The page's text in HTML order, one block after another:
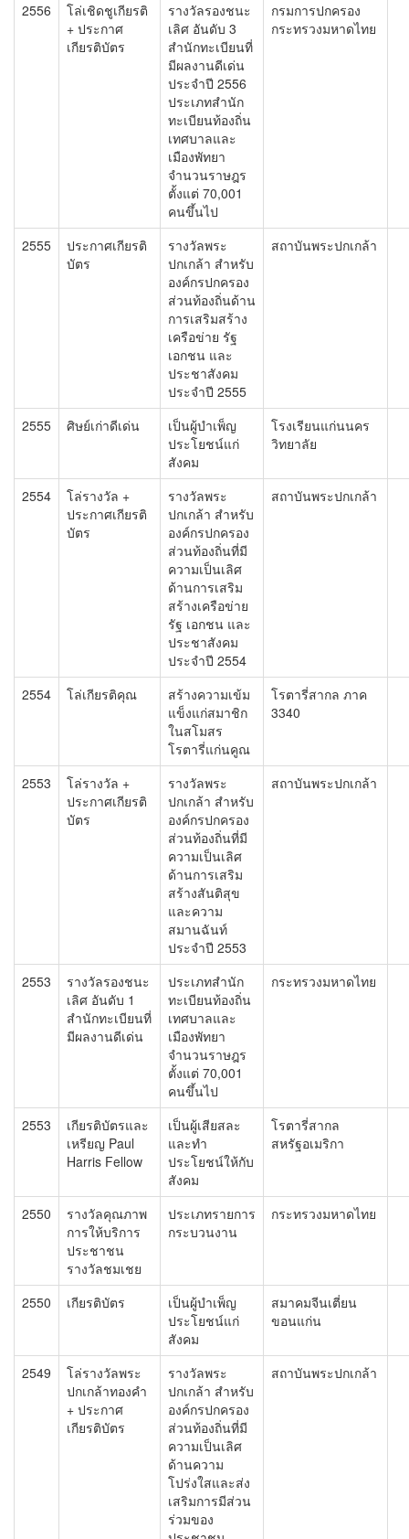
2556
โล่เชิดชูเกียรติ
+ ประกาศ
เกียรติบัตร
รางวัลรองชนะ
เลิศ อันดับ 3
สำนักทะเบียนที่
มีผลงานดีเด่น
ประจำปี 2556
ประเภทสำนัก
ทะเบียนท้องถิ่น
เทศบาลและ
เมืองพัทยา
จำนวนราษฎร
ตั้งแต่ 70,001
คนขึ้นไป
กรมการปกครอง
กระทรวงมหาดไทย
2555
ประกาศเกียรติ
บัตร
รางวัลพระ
ปกเกล้า สำหรับ
องค์กรปกครอง
ส่วนท้องถิ่นด้าน
การเสริมสร้าง
เครือข่าย รัฐ
เอกชน และ
ประชาสังคม
ประจำปี 2555
สถาบันพระปกเกล้า
2555 ศิษย์เก่าดีเด่น
เป็นผู้บำเพ็ญ
ประโยชน์แก่
สังคม
โรงเรียนแก่นนคร
วิทยาลัย
2554
โล่รางวัล +
ประกาศเกียรติ
บัตร
รางวัลพระ
ปกเกล้า สำหรับ
องค์กรปกครอง
ส่วนท้องถิ่นที่มี
ความเป็นเลิศ
ด้านการเสริม
สร้างเครือข่าย
รัฐ เอกชน และ
ประชาสังคม
ประจำปี 2554
สถาบันพระปกเกล้า
2554 โล่เกียรติคุณ
สร้างความเข้ม
แข็งแก่สมาชิก
ในสโมสร
โรตารี่แก่นคูณ
โรตารี่สากล ภาค
3340
2553
โล่รางวัล +
ประกาศเกียรติ
บัตร
รางวัลพระ
ปกเกล้า สำหรับ
องค์กรปกครอง
ส่วนท้องถิ่นที่มี
ความเป็นเลิศ
ด้านการเสริม
สร้างสันติสุข
และความ
สมานฉันท์
ประจำปี 2553
สถาบันพระปกเกล้า
2553
รางวัลรองชนะ
เลิศ อันดับ 1
สำนักทะเบียนที่
มีผลงานดีเด่น
ประเภทสำนัก
ทะเบียนท้องถิ่น
เทศบาลและ
เมืองพัทยา
จำนวนราษฎร
ตั้งแต่ 70,001
คนขึ้นไป
กระทรวงมหาดไทย
2553
เกียรติบัตรและ
เหรียญ Paul
Harris Fellow
เป็นผู้เสียสละ
และทำ
ประโยชน์ให้กับ
สังคม
โรตารี่สากล
สหรัฐอเมริกา
2550
รางวัลคุณภาพ
การให้บริการ
ประชาชน
รางวัลชมเชย
ประเภทรายการ
กระบวนงาน
กระทรวงมหาดไทย
2550 เกียรติบัตร
เป็นผู้บำเพ็ญ
ประโยชน์แก่
สังคม
สมาคมจีนเตี่ยน
ขอนแก่น
2549
โล่รางวัลพระ
ปกเกล้าทองคำ
+ ประกาศ
เกียรติบัตร
รางวัลพระ
ปกเกล้า สำหรับ
องค์กรปกครอง
ส่วนท้องถิ่นที่มี
ความเป็นเลิศ
ด้านความ
โปร่งใสและส่ง
เสริมการมีส่วน
ร่วมของ
สถาบันพระปกเกล้า